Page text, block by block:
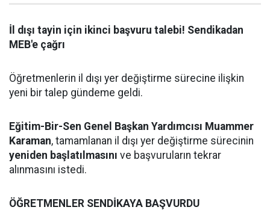
İl dışı tayin için ikinci başvuru talebi! Sendikadan
MEB'e çağrı
Öğretmenlerin il dışı yer değiştirme sürecine ilişkin
yeni bir talep gündeme geldi.
Eğitim-Bir-Sen Genel Başkan Yardımcısı Muammer
Karaman, tamamlanan il dışı yer değiştirme sürecinin
yeniden başlatılmasını ve başvuruların tekrar
alınmasını istedi.
ÖĞRETMENLER SENDİKAYA BAŞVURDU